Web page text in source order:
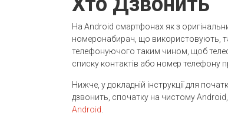
На Android смартфонах як з
номеронабирач, що використовують,
телефонуючого таким чином, щоб
списку контактів або номер телефону
Нижче, у докладній інструкції для
дзвонить, спочатку на чистому
Android